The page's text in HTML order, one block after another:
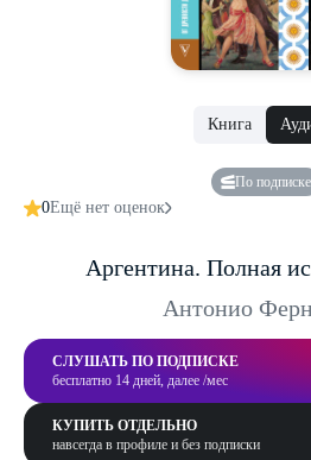
Книга
По подписке
0Ещё нет оценок
Аргентина. Полная
Антонио
СЛУШАТЬ ПО ПОДПИСКЕ
бесплатно 14 дней, далее /мес
КУПИТЬ ОТДЕЛЬНО
навсегда в профиле и без подписки